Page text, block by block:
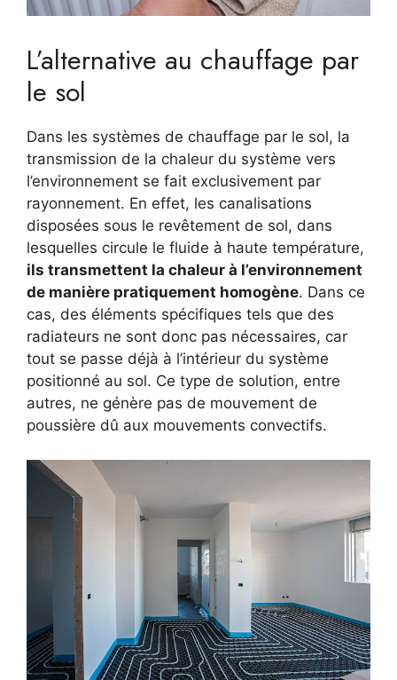
L’alternative au chauffage par
le sol
Dans les systèmes de chauffage par le sol, la
transmission de la chaleur du système vers
l’environnement se fait exclusivement par
rayonnement. En effet, les canalisations
disposées sous le revêtement de sol, dans
lesquelles circule le fluide à haute température,
ils transmettent la chaleur à l’environnement
de manière pratiquement homogène. Dans ce
cas, des éléments spécifiques tels que des
radiateurs ne sont donc pas nécessaires, car
tout se passe déjà à l’intérieur du système
positionné au sol. Ce type de solution, entre
autres, ne génère pas de mouvement de
poussière dû aux mouvements convectifs.